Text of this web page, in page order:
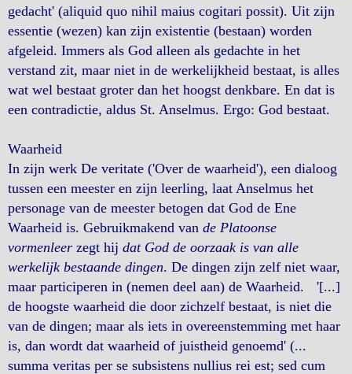
gedacht' (aliquid quo nihil maius cogitari possit). Uit zijn
essentie (wezen) kan zijn existentie (bestaan) worden
afgeleid. Immers als God alleen als gedachte in het
verstand zit, maar niet in de werkelijkheid bestaat, is alles
wat wel bestaat groter dan het hoogst denkbare. En dat is
een contradictie, aldus St. Anselmus. Ergo: God bestaat.
Waarheid
In zijn werk De veritate ('Over de waarheid'), een dialoog
tussen een meester en zijn leerling, laat Anselmus het
personage van de meester betogen dat God de Ene
Waarheid is. Gebruikmakend van de Platoonse
vormenleer zegt hij dat God de oorzaak is van alle
werkelijk bestaande dingen. De dingen zijn zelf niet waar,
maar participeren in (nemen deel aan) de Waarheid. '[...]
de hoogste waarheid die door zichzelf bestaat, is niet die
van de dingen; maar als iets in overeenstemming met haar
is, dan wordt dat waarheid of juistheid genoemd' (...
summa veritas per se subsistens nullius rei est; sed cum